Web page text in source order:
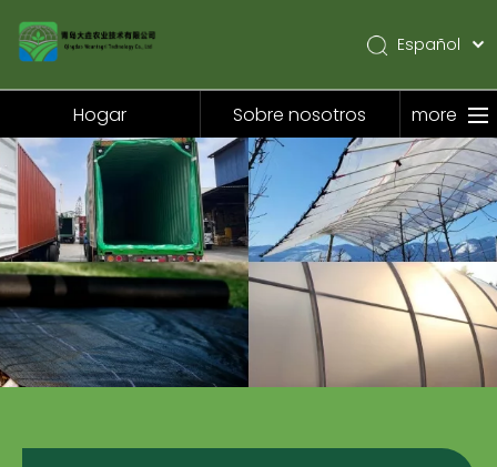
Hogar
Sobre nosotros
Productos
Solicitud
Noticias
Contáctenos
Español
Pусский
Hogar Sobre nosotros more